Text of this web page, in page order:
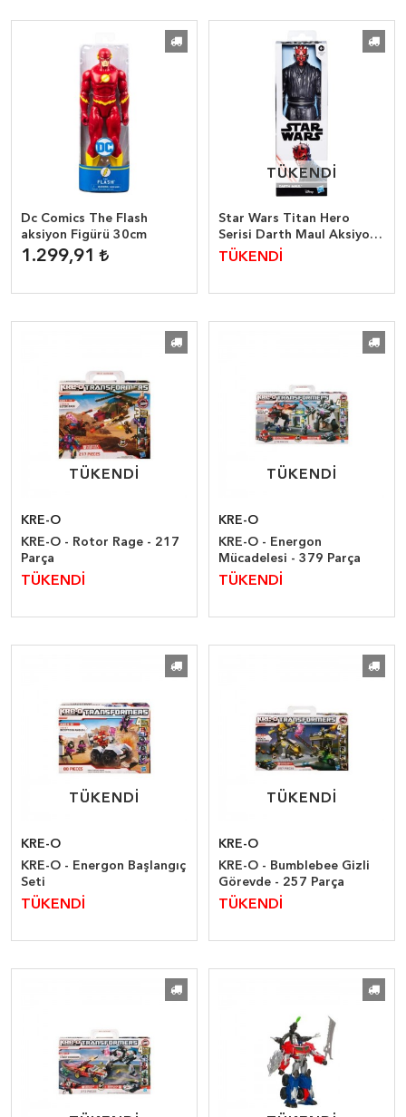
Dc Comics The Flash
aksiyon Figürü 30cm
1.299,91
TÜKENDİ
TÜKENDİ
Star Wars Titan Hero
Serisi Darth Maul Aksiyon
Figürü 30cm
TÜKENDİ
TÜKENDİ
TÜKENDİ
KRE-O
KRE-O - Rotor Rage - 217
Parça
TÜKENDİ
TÜKENDİ
TÜKENDİ
KRE-O
KRE-O - Energon
Mücadelesi - 379 Parça
TÜKENDİ
TÜKENDİ
TÜKENDİ
KRE-O
KRE-O - Energon Başlangıç
Seti
TÜKENDİ
TÜKENDİ
TÜKENDİ
KRE-O
KRE-O - Bumblebee Gizli
Görevde - 257 Parça
TÜKENDİ